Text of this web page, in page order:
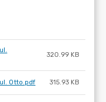
320.99 KB
Otto.pdf 315.93 KB